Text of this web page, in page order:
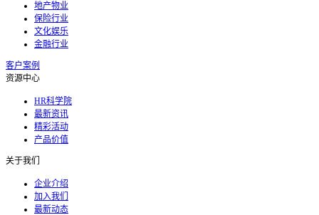
地产物业
保险行业
文化娱乐
金融行业
客户案例
资源中心
HR科学院
最新资讯
精彩活动
产品价值
关于我们
企业介绍
加入我们
最新动态